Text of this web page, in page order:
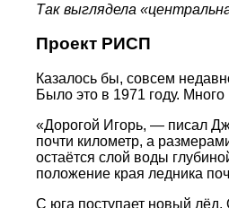
Так выглядела
Проект РИСП
Казалось бы, совсем
Было это в 1971 году.
«Дорогой Игорь, — писал
почти километр, а
остаётся слой воды
положение края ледника
С юга поступает новый лёд.